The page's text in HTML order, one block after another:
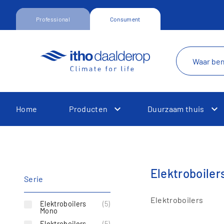
Professional Consument
Home
Producten
Toggle Dropdown
Duurzaam thuis
Serie
Elektroboilers
Mono
(5) Elektroboilers